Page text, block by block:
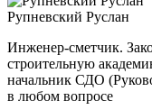
Рупневский Руслан
Инженер-сметчик.
строительную
начальник СДО
в любом вопросе